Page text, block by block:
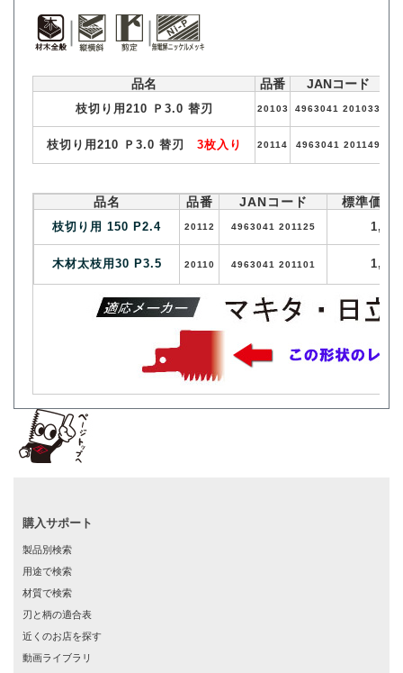
品名 品番 JANコード
枝切り用210 Ｐ3.0 替刃 20103 4963041 201033
枝切り用210 Ｐ3.0 替刃 3枚入り 20114 4963041 201149
品名 品番 JANコード 標準価格
枝切り用 150 P2.4 20112 4963041 201125
木材太枝用30 P3.5 20110 4963041 201101
購入サポート
製品別検索
用途で検索
材質で検索
刃と柄の適合表
近くのお店を探す
動画ライブラリ